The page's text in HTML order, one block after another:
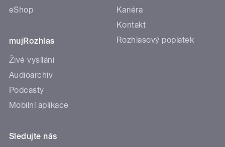
eShop
mujRozhlas
Živé vysílání
Audioarchiv
Podcasty
Mobilní aplikace
Kariéra
Kontakt
Rozhlasový poplatek
Sledujte nás